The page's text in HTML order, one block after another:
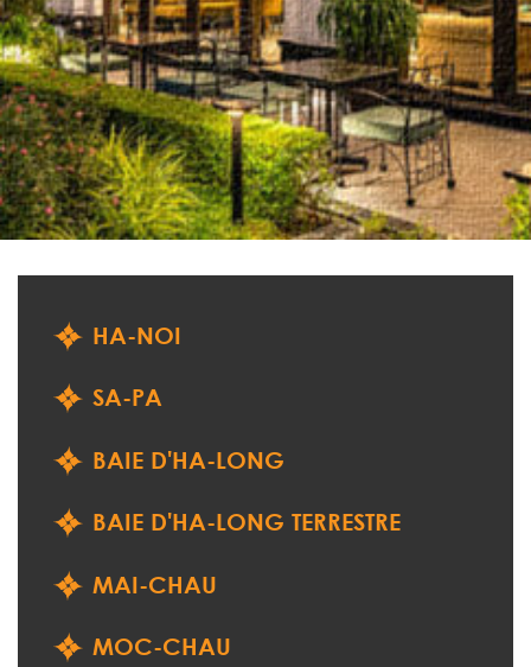
HA-NOI
SA-PA
BAIE D'HA-LONG
BAIE D'HA-LONG TERRESTRE
MAI-CHAU
MOC-CHAU